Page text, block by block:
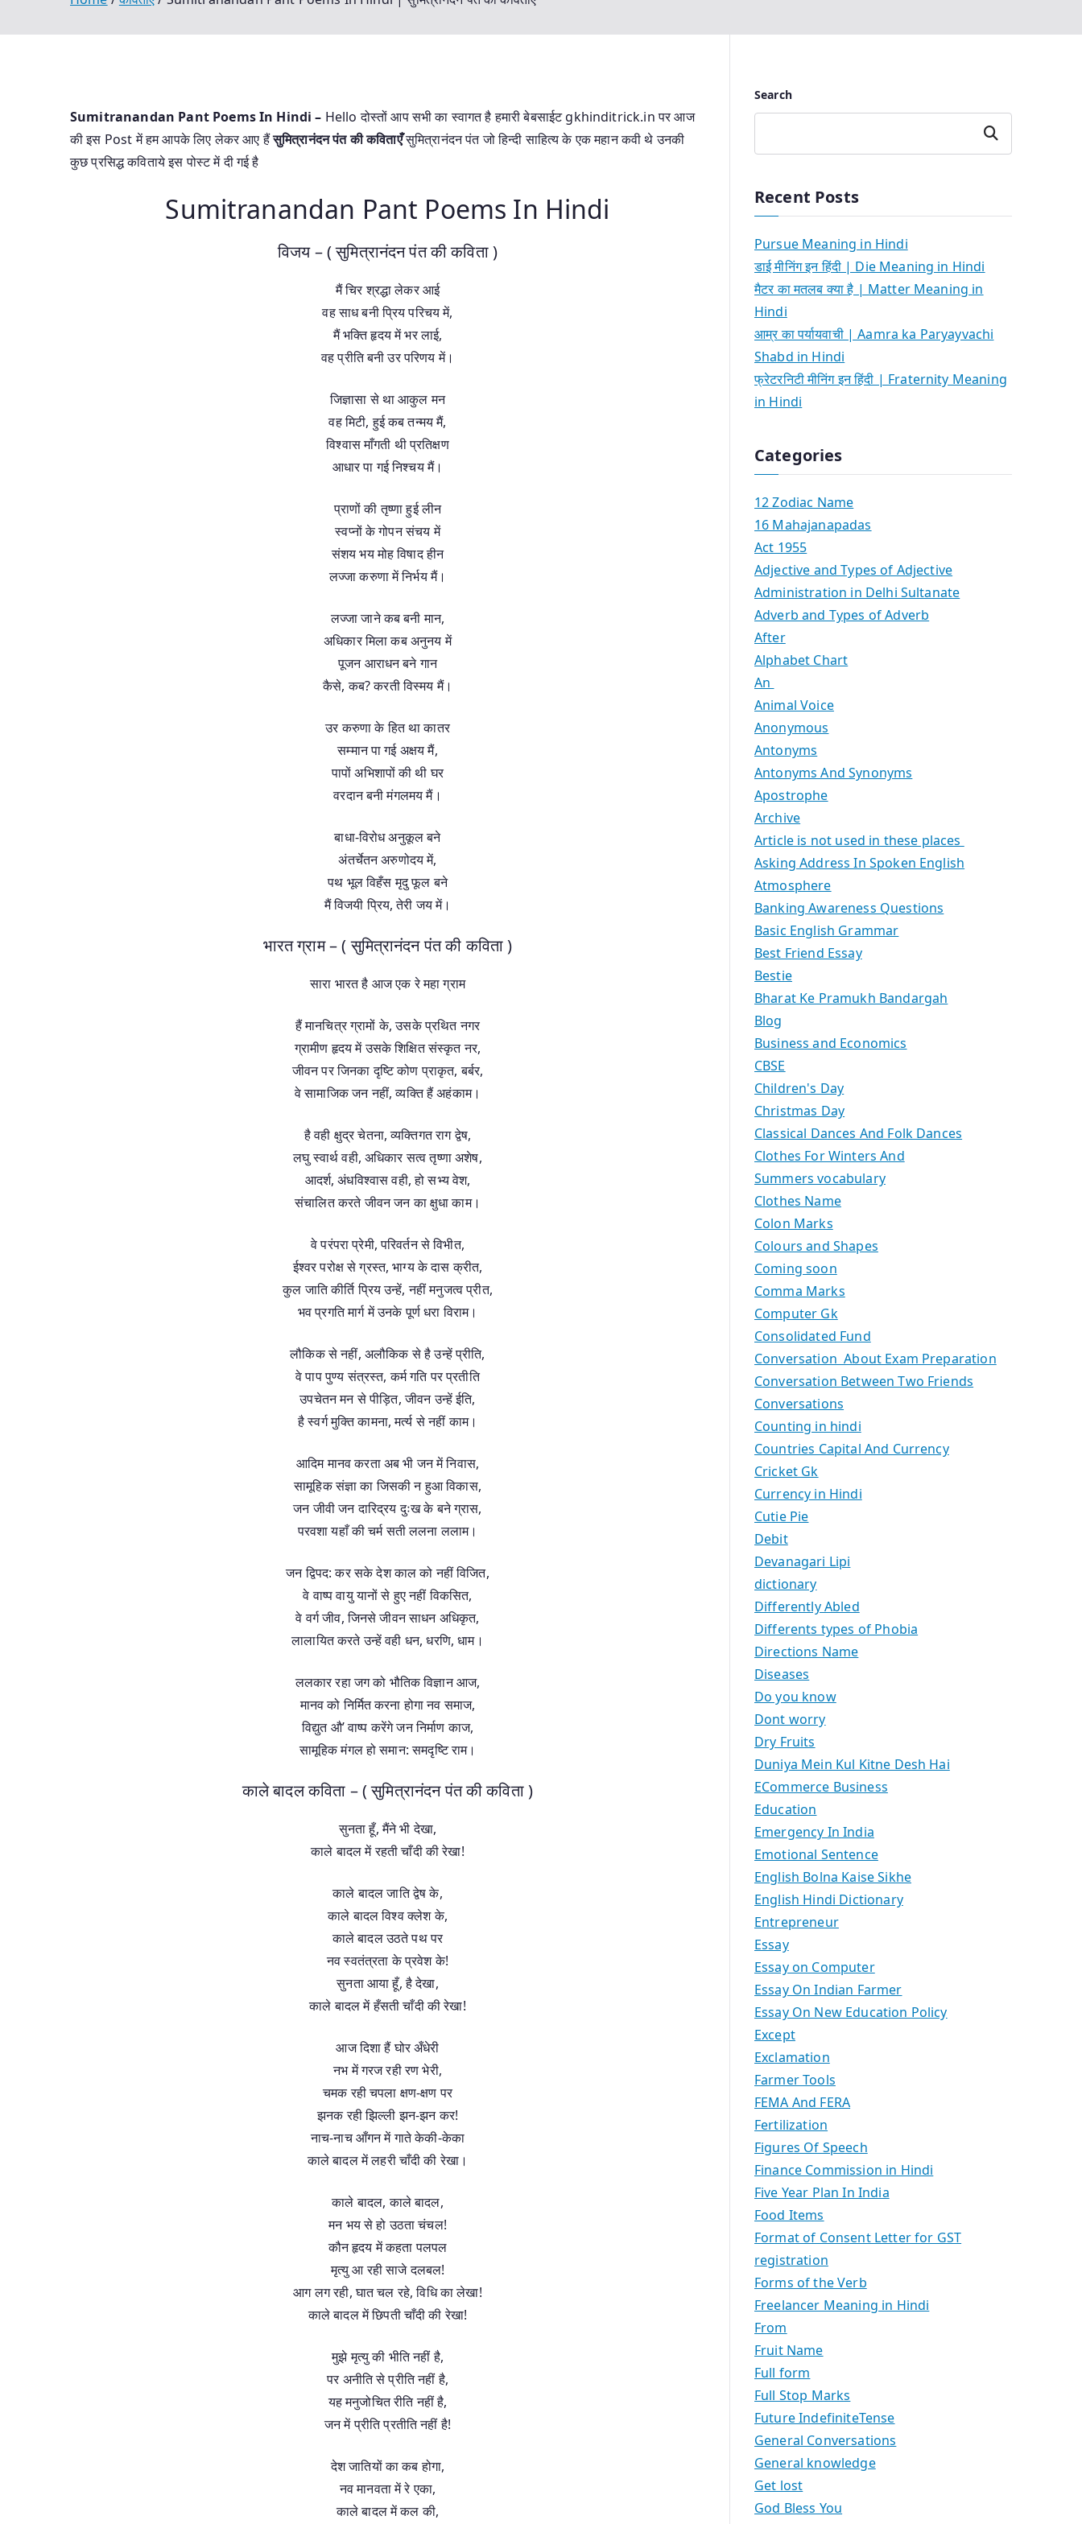
Sumitranandan Pant Poems In Hindi – Hello दोस्तों आप सभी का स्वागत है हमारी बेबसाईट gkhinditrick.in पर आज
की इस Post में हम आपके लिए लेकर आए हैंसुमित्रानंदन पंत की कविताएँसुमित्रानंदन पंत जो हिन्दी साहित्य के एक महान कवी थे उनकी
कुछ प्रसिद्ध कविताये इस पोस्ट में दी गई है
Sumitranandan Pant Poems In Hindi
विजय – ( सुमित्रानंदन पंत की कविता )
मैं चिर श्रद्धा लेकर आई
वह साध बनी प्रिय परिचय में,
मैं भक्ति हृदय में भर लाई,
वह प्रीति बनी उर परिणय में।
जिज्ञासा से था आकुल मन
वह मिटी, हुई कब तन्मय मैं,
विश्वास माँगती थी प्रतिक्षण
आधार पा गई निश्चय मैं।
प्राणों की तृष्णा हुई लीन
स्वप्नों के गोपन संचय में
संशय भय मोह विषाद हीन
लज्जा करुणा में निर्भय मैं।
लज्जा जाने कब बनी मान,
अधिकार मिला कब अनुनय में
पूजन आराधन बने गान
कैसे, कब? करती विस्मय मैं।
उर करुणा के हित था कातर
सम्मान पा गई अक्षय मैं,
पापों अभिशापों की थी घर
वरदान बनी मंगलमय मैं।
बाधा-विरोध अनुकूल बने
अंतर्चेतन अरुणोदय में,
पथ भूल विहँस मृदु फूल बने
मैं विजयी प्रिय, तेरी जय में।
भारत ग्राम – ( सुमित्रानंदन पंत की कविता )
सारा भारत है आज एक रे महा ग्राम
हैं मानचित्र ग्रामों के, उसके प्रथित नगर
ग्रामीण हृदय में उसके शिक्षित संस्कृत नर,
जीवन पर जिनका दृष्टि कोण प्राकृत, बर्बर,
वे सामाजिक जन नहीं, व्यक्ति हैं अहंकाम।
है वही क्षुद्र चेतना, व्यक्तिगत राग द्वेष,
लघु स्वार्थ वही, अधिकार सत्व तृष्णा अशेष,
आदर्श, अंधविश्वास वही, हो सभ्य वेश,
संचालित करते जीवन जन का क्षुधा काम।
वे परंपरा प्रेमी, परिवर्तन से विभीत,
ईश्वर परोक्ष से ग्रस्त, भाग्य के दास क्रीत,
कुल जाति कीर्ति प्रिय उन्हें, नहीं मनुजत्व प्रीत,
भव प्रगति मार्ग में उनके पूर्ण धरा विराम।
लौकिक से नहीं, अलौकिक से है उन्हें प्रीति,
वे पाप पुण्य संत्रस्त, कर्म गति पर प्रतीति
उपचेतन मन से पीड़ित, जीवन उन्हें ईति,
है स्वर्ग मुक्ति कामना, मर्त्य से नहीं काम।
आदिम मानव करता अब भी जन में निवास,
सामूहिक संज्ञा का जिसकी न हुआ विकास,
जन जीवी जन दारिद्रय दुःख के बने ग्रास,
परवशा यहाँ की चर्म सती ललना ललाम।
जन द्विपद: कर सके देश काल को नहीं विजित,
वे वाष्प वायु यानों से हुए नहीं विकसित,
वे वर्ग जीव, जिनसे जीवन साधन अधिकृत,
लालायित करते उन्हें वही धन, धरणि, धाम।
ललकार रहा जग को भौतिक विज्ञान आज,
मानव को निर्मित करना होगा नव समाज,
विद्युत औ’ वाष्प करेंगे जन निर्माण काज,
सामूहिक मंगल हो समान: समदृष्टि राम।
काले बादल कविता – ( सुमित्रानंदन पंत की कविता )
सुनता हूँ, मैंने भी देखा,
काले बादल में रहती चाँदी की रेखा!
काले बादल जाति द्वेष के,
काले बादल विश्‍व क्‍लेश के,
काले बादल उठते पथ पर
नव स्‍वतंत्रता के प्रवेश के!
सुनता आया हूँ, है देखा,
काले बादल में हँसती चाँदी की रेखा!
आज दिशा हैं घोर अँधेरी
नभ में गरज रही रण भेरी,
चमक रही चपला क्षण-क्षण पर
झनक रही झिल्‍ली झन-झन कर!
नाच-नाच आँगन में गाते केकी-केका
काले बादल में लहरी चाँदी की रेखा।
काले बादल, काले बादल,
मन भय से हो उठता चंचल!
कौन हृदय में कहता पलपल
मृत्‍यु आ रही साजे दलबल!
आग लग रही, घात चल रहे, विधि का लेखा!
काले बादल में छिपती चाँदी की रेखा!
मुझे मृत्‍यु की भीति नहीं है,
पर अनीति से प्रीति नहीं है,
यह मनुजोचित रीति नहीं है,
जन में प्रीति प्रतीति नहीं है!
देश जातियों का कब होगा,
नव मानवता में रे एका,
काले बादल में कल की,
Search
Search
Recent Posts
Pursue Meaning in Hindi
डाई मीनिंग इन हिंदी | Die Meaning in Hindi
मैटर का मतलब क्या है | Matter Meaning in
Hindi
आम्र का पर्यायवाची | Aamra ka Paryayvachi
Shabd in Hindi
फ्रेटरनिटी मीनिंग इन हिंदी | Fraternity Meaning
in Hindi
Categories
12 Zodiac Name
16 Mahajanapadas
Act 1955
Adjective and Types of Adjective
Administration in Delhi Sultanate
Adverb and Types of Adverb
After
Alphabet Chart
An
Animal Voice
Anonymous
Antonyms
Antonyms And Synonyms
Apostrophe
Archive
Article is not used in these places
Asking Address In Spoken English
Atmosphere
Banking Awareness Questions
Basic English Grammar
Best Friend Essay
Bestie
Bharat Ke Pramukh Bandargah
Blog
Business and Economics
CBSE
Children's Day
Christmas Day
Classical Dances And Folk Dances
Clothes For Winters And
Summers vocabulary
Clothes Name
Colon Marks
Colours and Shapes
Coming soon
Comma Marks
Computer Gk
Consolidated Fund
Conversation About Exam Preparation
Conversation Between Two Friends
Conversations
Counting in hindi
Countries Capital And Currency
Cricket Gk
Currency in Hindi
Cutie Pie
Debit
Devanagari Lipi
dictionary
Differently Abled
Differents types of Phobia
Directions Name
Diseases
Do you know
Dont worry
Dry Fruits
Duniya Mein Kul Kitne Desh Hai
ECommerce Business
Education
Emergency In India
Emotional Sentence
English Bolna Kaise Sikhe
English Hindi Dictionary
Entrepreneur
Essay
Essay on Computer
Essay On Indian Farmer
Essay On New Education Policy
Except
Exclamation
Farmer Tools
FEMA And FERA
Fertilization
Figures Of Speech
Finance Commission in Hindi
Five Year Plan In India
Food Items
Format of Consent Letter for GST
registration
Forms of the Verb
Freelancer Meaning in Hindi
From
Fruit Name
Full form
Full Stop Marks
Future IndefiniteTense
General Conversations
General knowledge
Get lost
God Bless You